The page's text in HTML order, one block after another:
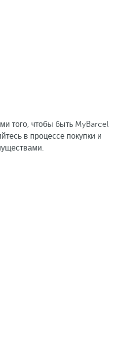
того, чтобы быть MyBarcel
в процессе покупки и